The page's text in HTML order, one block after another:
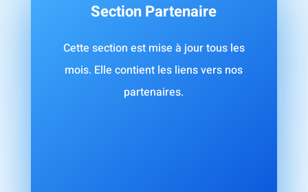
Section Partenaire
Cette section est mise à jour tous les
mois. Elle contient les liens vers nos
partenaires.